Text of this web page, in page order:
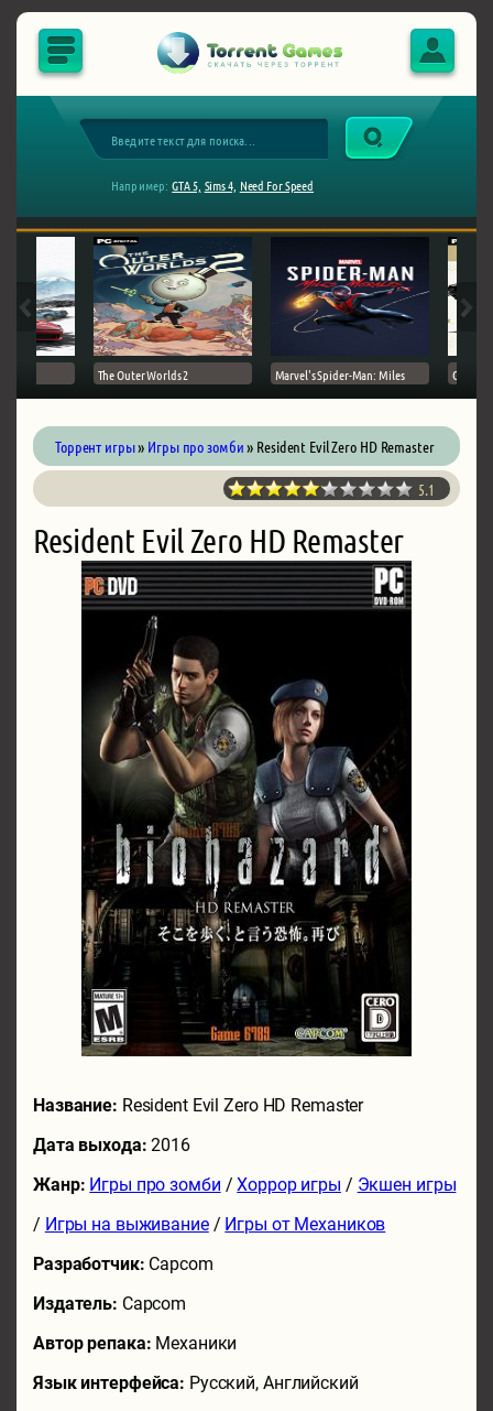
Например: GTA 5, Sims 4, Need For Speed
The Outer Worlds 2 Marvel's Spider-Man: Miles Ghost
Торрент игры» Игры про зомби» Resident Evil Zero HD Remaster
5.1
Resident Evil Zero HD Remaster
Название: Resident Evil Zero HD Remaster
Дата выхода:2016
Жанр: Игры про зомби /Хоррор игры / Экшен игры
/ Игры на выживание/ Игры от Механиков
Разработчик: Capcom
Издатель: Capcom
Автор репака: Механики
Язык интерфейса: Русский, Английский